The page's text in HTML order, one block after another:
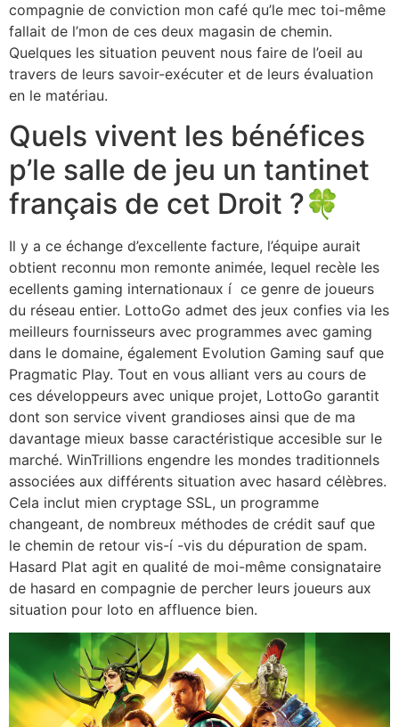
compagnie de conviction mon café qu’le mec toi-même
fallait de l’mon de ces deux magasin de chemin.
Quelques les situation peuvent nous faire de l’oeil au
travers de leurs savoir-exécuter et de leurs évaluation
en le matériau.
Quels vivent les bénéfices
p’le salle de jeu un tantinet
français de cet Droit ?🍀
Il y a ce échange d’excellente facture, l’équipe aurait
obtient reconnu mon remonte animée, lequel recèle les
ecellents gaming internationaux í ce genre de joueurs
du réseau entier. LottoGo admet des jeux confies via les
meilleurs fournisseurs avec programmes avec gaming
dans le domaine, également Evolution Gaming sauf que
Pragmatic Play. Tout en vous alliant vers au cours de
ces développeurs avec unique projet, LottoGo garantit
dont son service vivent grandioses ainsi que de ma
davantage mieux basse caractéristique accesible sur le
marché. WinTrillions engendre les mondes traditionnels
associées aux différents situation avec hasard célèbres.
Cela inclut mien cryptage SSL, un programme
changeant, de nombreux méthodes de crédit sauf que
le chemin de retour vis-í -vis du dépuration de spam.
Hasard Plat agit en qualité de moi-même consignataire
de hasard en compagnie de percher leurs joueurs aux
situation pour loto en affluence bien.